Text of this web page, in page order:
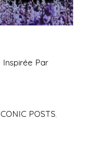
Inspirée Par
POSTS,